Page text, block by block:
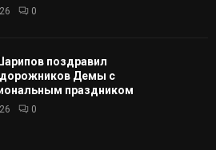
0
поздравил
Демы с
праздником
0